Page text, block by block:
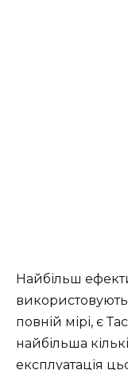
Найбільш
використовують
повній мірі, є
найбільша
експлуатація